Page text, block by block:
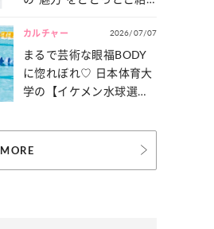
カルチャー 2026/07/07
まるで芸術な眼福BODY
に惚れぼれ♡ 日本体育大
学の【イケメン水球選
MORE